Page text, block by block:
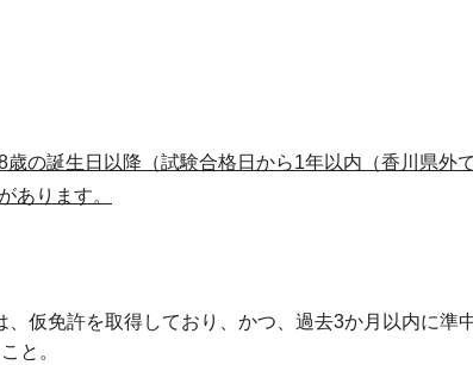
の誕生日以降（試験合格日から1年以内（香川県外
あります。
仮免許を取得しており、かつ、過去3か月以内に準
と。